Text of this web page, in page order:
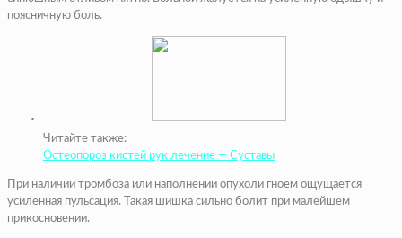
поясничную боль.
Читайте также:
Остеопороз кистей рук лечение — Суставы
При наличии тромбоза или наполнении опухоли гноем ощущается
усиленная пульсация. Такая шишка сильно болит при малейшем
прикосновении.